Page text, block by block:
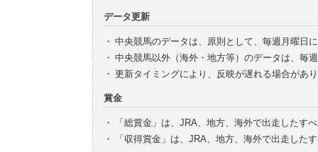
データ更新
・ 中央競馬のデータは、原則として、毎週月曜日
・ 中央競馬以外（海外・地方等）のデータは、毎
・ 更新タイミングにより、反映が遅れる場合があ
賞金
・
「総賞金」は、JRA、地方、海外で出走したす
・
「収得賞金」は、JRA、地方、海外で出走した